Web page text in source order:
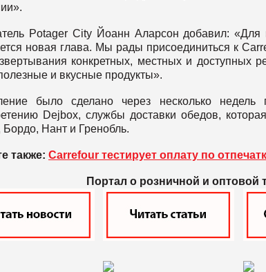
Potager City Йоанн Аларсон добавил:
новая глава. Мы рады присоединиться к
конкретных, местных и доступных
и вкусные продукты».
было сделано через несколько недель
Dejbox, службы доставки обедов,
Нант и Гренобль.
также: Carrefour тестирует оплату по
Портал о розничной и оптовой